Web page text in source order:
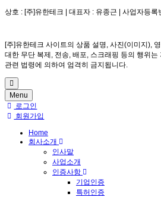
상호 : [주]유한테크 | 대표자 : 유종근 | 사업자등
[주]유한테크 사이트의 상품 설명, 사진(이미지),
대한 무단 복제, 전송, 배포, 스크래핑 등의 행위
관련 법령에 의하여 엄격히 금지됩니다.
Menu
로그인
회원가입
Home
회사소개
인사말
사업소개
인증사항
기업인증
특허인증